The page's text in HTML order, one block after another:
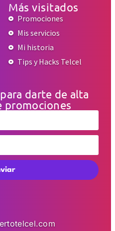
Más visitados
Promociones
Mis servicios
Mi historia
Tips y Hacks Telcel
darte de alta
promociones